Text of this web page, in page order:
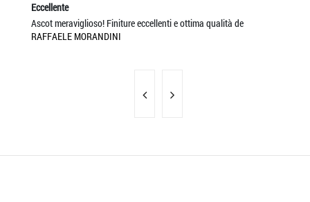
Eccellente
Ascot meraviglioso! Finiture eccellenti e ottima qualità de
RAFFAELE MORANDINI